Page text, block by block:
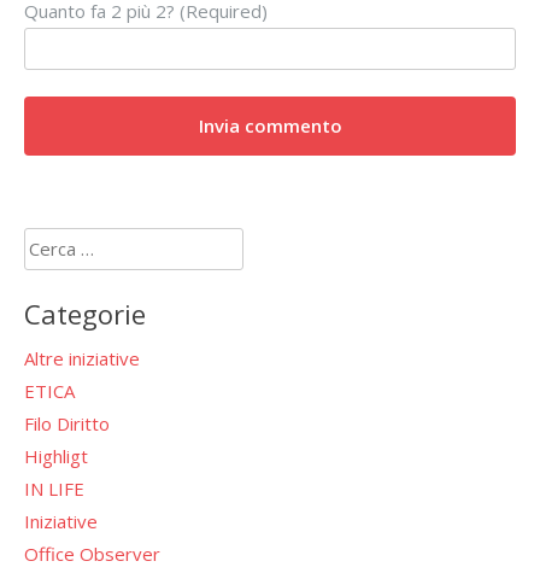
Quanto fa 2 più 2? (Required)
Ricerca
per:
Categorie
Altre iniziative
ETICA
Filo Diritto
Highligt
IN LIFE
Iniziative
Office Observer